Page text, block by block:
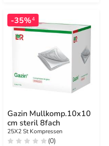
-35%4
Gazin Mullkomp.10x10
cm steril 8fach
25X2 St Kompressen
(0)